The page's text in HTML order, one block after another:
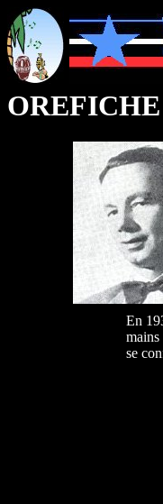
OREFICHE
En
se